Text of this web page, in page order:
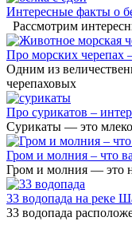
Интересные факты о
Рассмотрим
Про морских черепах
Одним из
черепаховых
Про сурикатов –
Сурикаты — это
Гром и молния – что
Гром и молния — это
33 водопада на реке
33 водопада